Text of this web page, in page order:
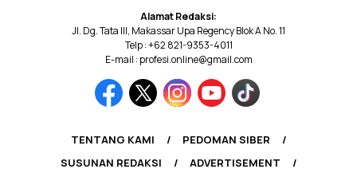
Alamat Redaksi:
Jl. Dg. Tata III, Makassar Upa Regency Blok A No. 11
Telp : +62 821-9353-4011
E-mail : profesi.online@gmail.com
TENTANG KAMI
PEDOMAN SIBER
SUSUNAN REDAKSI
ADVERTISEMENT